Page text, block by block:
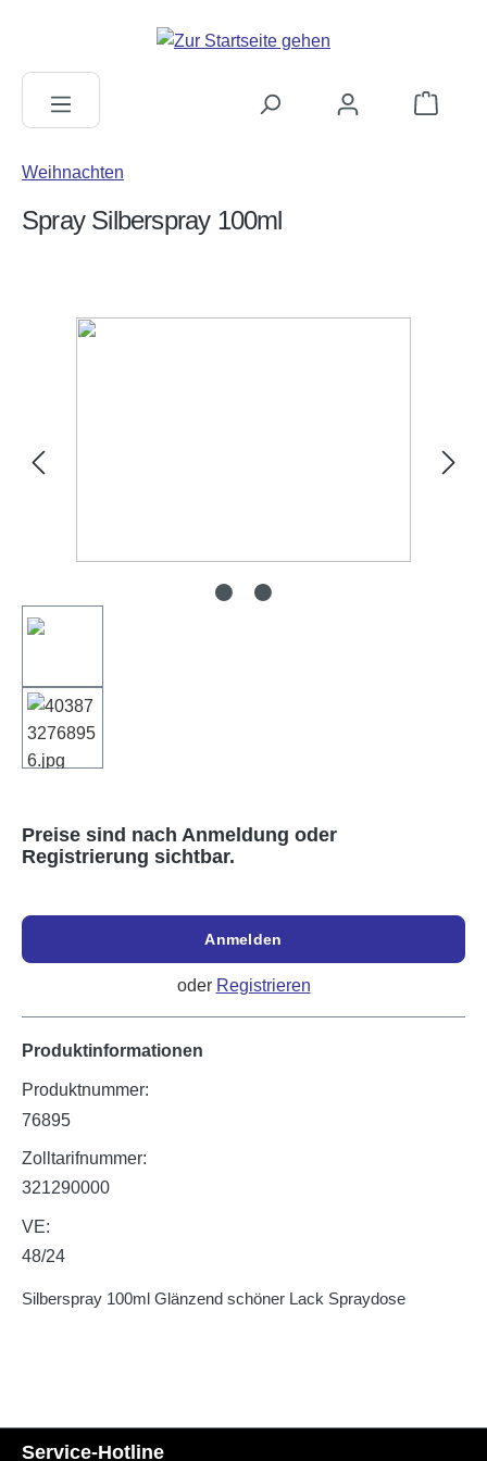
Weihnachten
Spray Silberspray 100ml
Bildergalerie überspringen
Preise sind nach Anmeldung oder
Registrierung sichtbar.
Anmelden
oder Registrieren
Produktinformationen
Produktnummer:
76895
Zolltarifnummer:
321290000
VE:
48/24
Silberspray 100ml Glänzend schöner Lack Spraydose
Service-Hotline